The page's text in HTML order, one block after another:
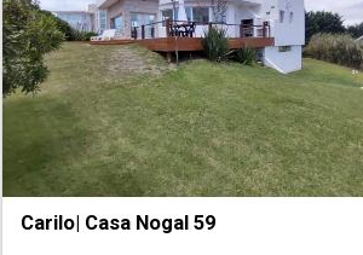
Carilo| Casa Nogal 59